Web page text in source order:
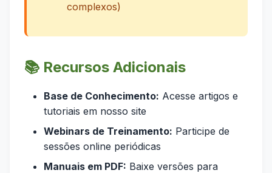
complexos)
📚 Recursos Adicionais
Base de Conhecimento: Acesse artigos e
tutoriais em nosso site
Webinars de Treinamento: Participe de
sessões online periódicas
Manuais em PDF: Baixe versões para